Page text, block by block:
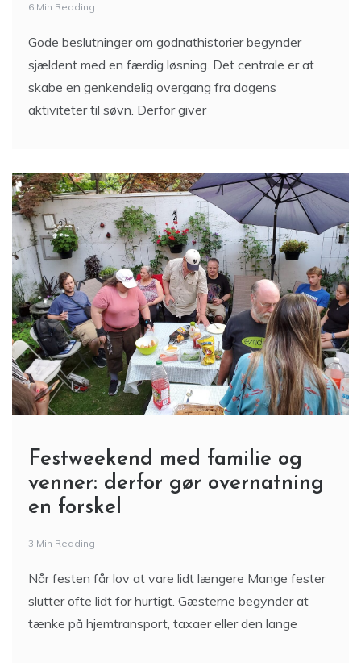
6 Min Reading
Gode beslutninger om godnathistorier begynder
sjældent med en færdig løsning. Det centrale er at
skabe en genkendelig overgang fra dagens
aktiviteter til søvn. Derfor giver
Festweekend med familie og
venner: derfor gør overnatning
en forskel
3 Min Reading
Når festen får lov at vare lidt længere Mange fester
slutter ofte lidt for hurtigt. Gæsterne begynder at
tænke på hjemtransport, taxaer eller den lange